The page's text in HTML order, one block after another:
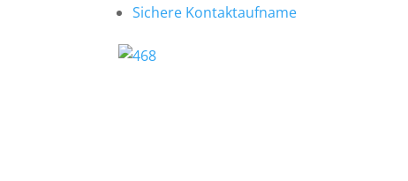
Sichere Kontaktaufname